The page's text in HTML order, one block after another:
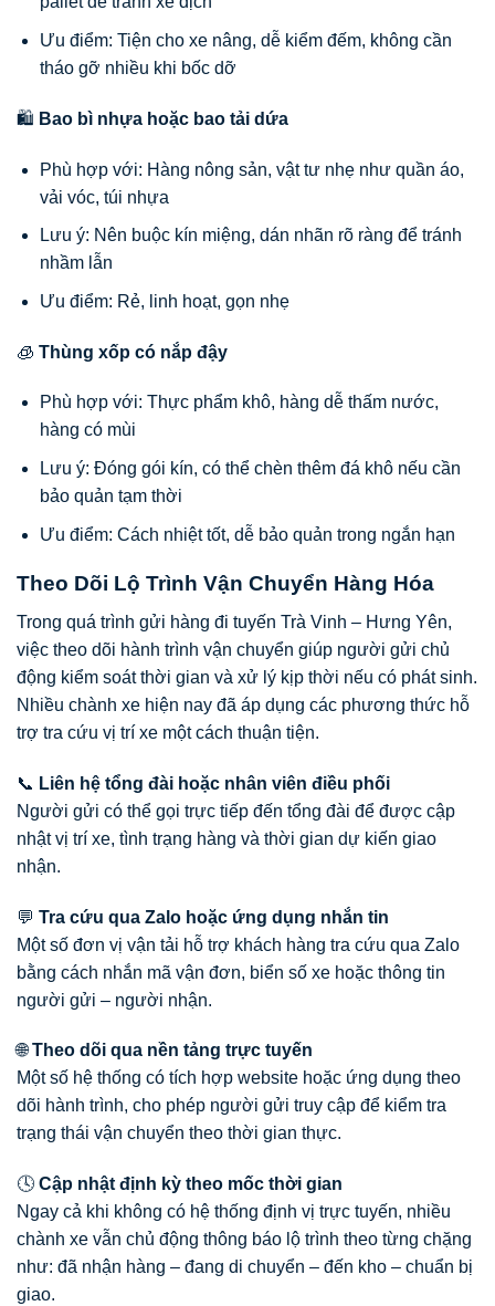
Ưu điểm: Tiện cho xe nâng, dễ kiểm đếm, không cần
tháo gỡ nhiều khi bốc dỡ
🛍️ Bao bì nhựa hoặc bao tải dứa
Phù hợp với: Hàng nông sản, vật tư nhẹ như quần áo,
vải vóc, túi nhựa
Lưu ý: Nên buộc kín miệng, dán nhãn rõ ràng để tránh
nhầm lẫn
Ưu điểm: Rẻ, linh hoạt, gọn nhẹ
🧊 Thùng xốp có nắp đậy
Phù hợp với: Thực phẩm khô, hàng dễ thấm nước,
hàng có mùi
Lưu ý: Đóng gói kín, có thể chèn thêm đá khô nếu cần
bảo quản tạm thời
Ưu điểm: Cách nhiệt tốt, dễ bảo quản trong ngắn hạn
Theo Dõi Lộ Trình Vận Chuyển Hàng Hóa
Trong quá trình gửi hàng đi tuyến Trà Vinh – Hưng Yên,
việc theo dõi hành trình vận chuyển giúp người gửi chủ
động kiểm soát thời gian và xử lý kịp thời nếu có phát sinh.
Nhiều chành xe hiện nay đã áp dụng các phương thức hỗ
trợ tra cứu vị trí xe một cách thuận tiện.
📞 Liên hệ tổng đài hoặc nhân viên điều phối
Người gửi có thể gọi trực tiếp đến tổng đài để được cập
nhật vị trí xe, tình trạng hàng và thời gian dự kiến giao
nhận.
💬 Tra cứu qua Zalo hoặc ứng dụng nhắn tin
Một số đơn vị vận tải hỗ trợ khách hàng tra cứu qua Zalo
bằng cách nhắn mã vận đơn, biển số xe hoặc thông tin
người gửi – người nhận.
🌐Theo dõi qua nền tảng trực tuyến
Một số hệ thống có tích hợp website hoặc ứng dụng theo
dõi hành trình, cho phép người gửi truy cập để kiểm tra
trạng thái vận chuyển theo thời gian thực.
🕓 Cập nhật định kỳ theo mốc thời gian
Ngay cả khi không có hệ thống định vị trực tuyến, nhiều
chành xe vẫn chủ động thông báo lộ trình theo từng chặng
như: đã nhận hàng – đang di chuyển – đến kho – chuẩn bị
giao.